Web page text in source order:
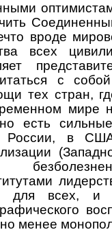
вроде
всех
с
тех стран,
мире
есть
России, в
для всех, и
менее